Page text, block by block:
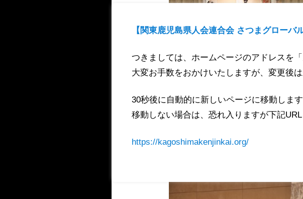
【関東鹿児島県人会連合会 さつまグローバ
つきましては、ホームページのアドレスを
大変お手数をおかけいたしますが、変更後
30秒後に自動的に新しいページに移動します
移動しない場合は、恐れ入りますが下記
https://kagoshimakenjinkai.org/